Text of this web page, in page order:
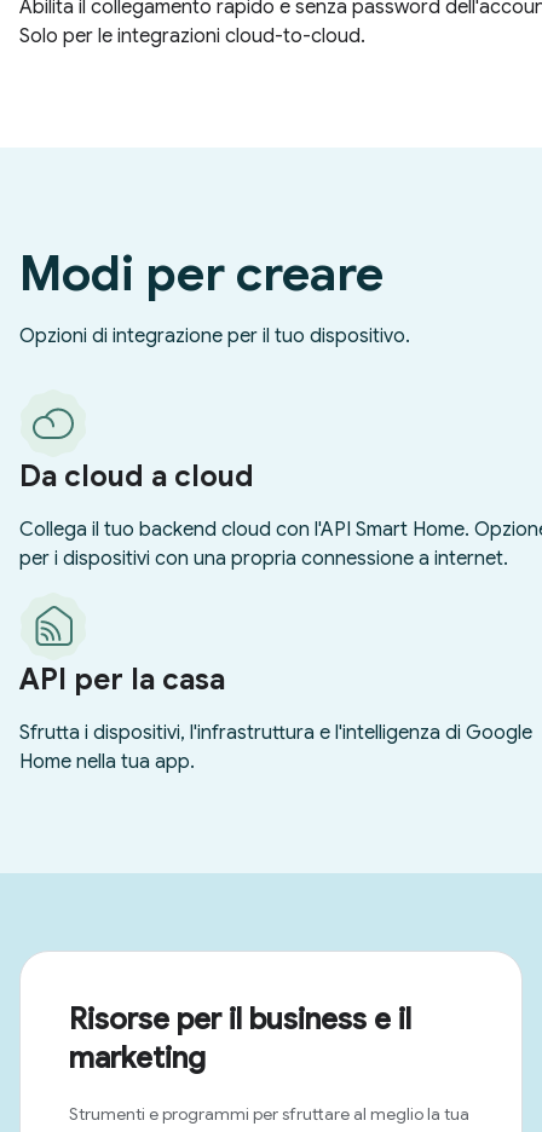
Risorse per il business e il
marketing
Strumenti e programmi per sfruttare al meglio la tua